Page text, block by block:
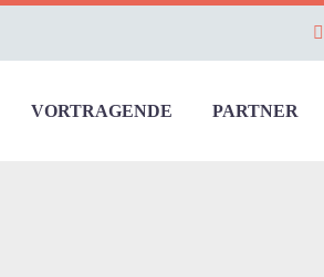
VORTRAGENDE PARTNER